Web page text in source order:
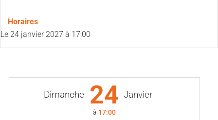
Horaires
Le 24 janvier 2027 à 17:00
Dimanche 24 Janvier
à 17:00